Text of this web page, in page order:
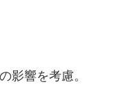
影響を考慮。